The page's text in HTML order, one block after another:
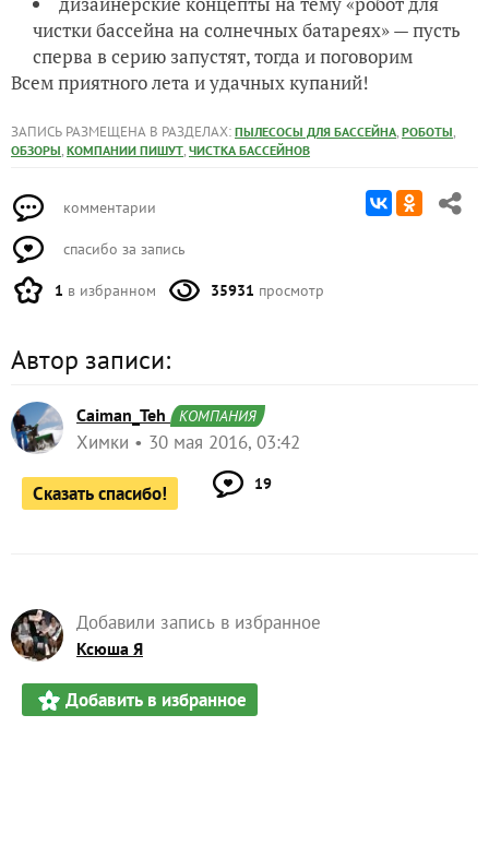
чистки бассейна на солнечных батареях» — пусть
сперва в серию запустят, тогда и поговорим
Всем приятного лета и удачных купаний!
ЗАПИСЬ РАЗМЕЩЕНА В РАЗДЕЛАХ: ПЫЛЕСОСЫ ДЛЯ БАССЕЙНА, РОБОТЫ,
ОБЗОРЫ, КОМПАНИИ ПИШУТ, ЧИСТКА БАССЕЙНОВ
комментарии
спасибо за запись
1 в избранном 35931 просмотр
Автор записи:
Caiman_Teh КОМПАНИЯ
Химки 30 мая 2016, 03:42
Сказать спасибо! 19
Добавили запись в избранное
Ксюша Я
Добавить в избранное